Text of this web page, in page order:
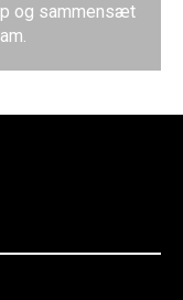
og sammensæt